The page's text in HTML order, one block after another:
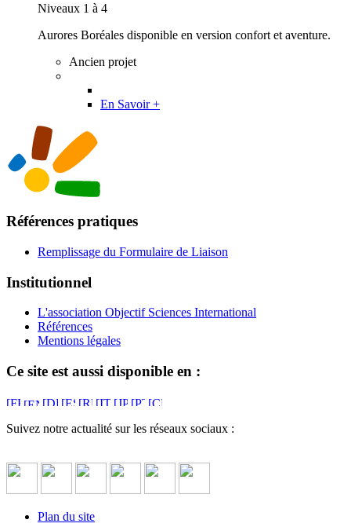
Niveaux 1 à 4
Aurores Boréales disponible en version confort et aventure.
Ancien projet
En Savoir +
Références pratiques
Remplissage du Formulaire de Liaison
Institutionnel
L'association Objectif Sciences International
Références
Mentions légales
Ce site est aussi disponible en :
Suivez notre actualité sur les réseaux sociaux :
Plan du site